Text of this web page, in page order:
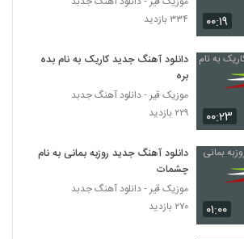
۰۰:۱۹
۳۳۴ بازدید
۰۰:۲۳
دانلود آهنگ جدید کاریک به نام بده
بره
موزیک قیر - دانلود آهنگ جدبد
۲۲۹ بازدید
۰۱:۰۰
دانلود آهنگ جدید روزبه بمانی به نام
چشمات
موزیک قیر - دانلود آهنگ جدبد
۲۷۰ بازدید